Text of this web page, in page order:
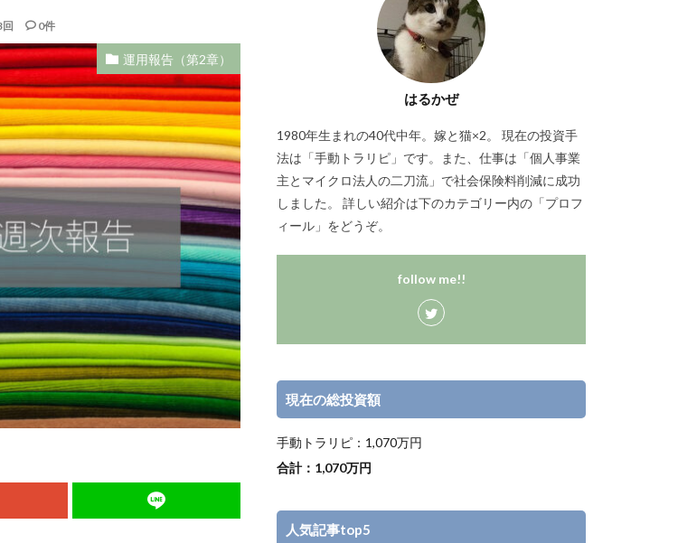
0件
運用報告（第2章）
はるかぜ
1980年生まれの40代中年。嫁と猫×2。 現在の投資手
法は「手動トラリピ」です。また、仕事は「個人事業
主とマイクロ法人の二刀流」で社会保険料削減に成功
しました。 詳しい紹介は下のカテゴリー内の「プロフ
ィール」をどうぞ。
follow me!!
現在の総投資額
手動トラリピ：1,070万円
合計：1,070万円
人気記事top5